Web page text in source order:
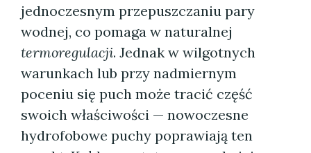
jednoczesnym przepuszczaniu pary
wodnej, co pomaga w naturalnej
termoregulacji. Jednak w wilgotnych
warunkach lub przy nadmiernym
poceniu się puch może tracić część
swoich właściwości — nowoczesne
hydrofobowe puchy poprawiają ten